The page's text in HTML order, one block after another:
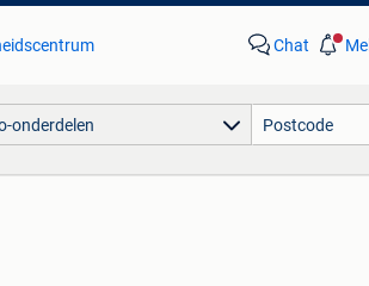
Chat
onderdelen